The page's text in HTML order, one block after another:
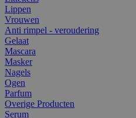
Lippen
Vrouwen
Anti rimpel - veroudering
Gelaat
Mascara
Masker
Nagels
Ogen
Parfum
Overige Producten
Serum